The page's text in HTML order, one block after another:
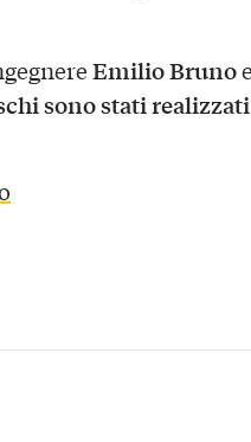
Emilio Bruno
sono stati